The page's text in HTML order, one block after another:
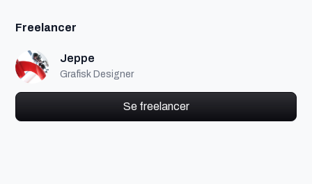
Freelancer
Jeppe
Grafisk Designer
Se freelancer